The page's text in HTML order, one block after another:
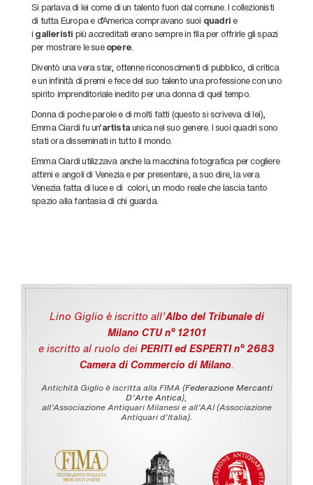
Si parlava di lei come di un talento fuori dal comune. I collezionisti
di tutta Europa e d’America compravano suoi quadrie
i galleristi più accreditati erano sempre in fila per offrirle gli spazi
per mostrare le sueopere
Diventò una vera star, ottenne riconoscimenti di pubblico, di critica
e un infinità di premi e fece del suo talento una professione con uno
spirito imprenditoriale inedito per una donna di quel tempo.
Donna di poche parole e di molti fatti (questo si scriveva di lei),
Emma Ciardi fu un’artistaunica nel suo genere. I suoi quadri sono
stati ora disseminati in tutto il mondo.
Emma Ciardi utilizzava anche la macchina fotografica per cogliere
attimi e angoli di Venezia e per presentare, a suo dire, la vera
Venezia fatta di luce e di colori, un modo reale che lascia tanto
spazio alla fantasia di chi guarda.
Lino Giglio è iscritto all'Albo del Tribunale di
Milano CTU n° 12101
e iscritto al ruolo dei PERITI ed ESPERTI n° 2683
Camera di Commercio di Milano.
Antichità Giglio è iscritta alla FIMA (Federazione Mercanti
D'Arte Antica),
all’Associazione Antiquari Milanesi e all’AAI (Associazione
Antiquari d’Italia).